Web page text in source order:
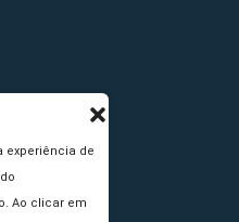
experiência de
Ao clicar em